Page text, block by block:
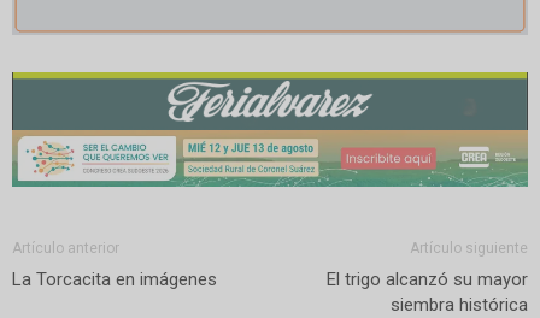
Artículo anterior
La Torcacita en imágenes
Artículo siguiente
El trigo alcanzó su mayor
siembra histórica